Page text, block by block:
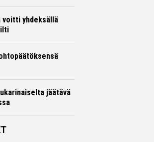
voitti yhdeksällä
jäätävä